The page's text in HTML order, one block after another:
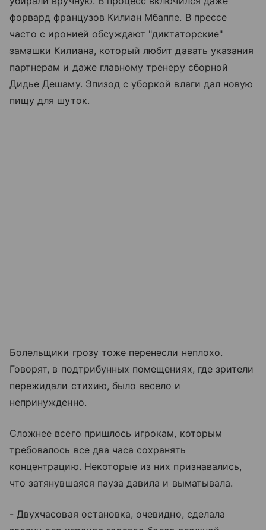
форвард французов Килиан Мбаппе. В прессе
часто с иронией обсуждают "диктаторские"
замашки Килиана, который любит давать указания
партнерам и даже главному тренеру сборной
Дидье Дешаму. Эпизод с уборкой влаги дал новую
пищу для шуток.
Болельщики грозу тоже перенесли неплохо.
Говорят, в подтрибунных помещениях, где зрители
пережидали стихию, было весело и
непринужденно.
Сложнее всего пришлось игрокам, которым
требовалось все два часа сохранять
концентрацию. Некоторые из них признавались,
что затянувшаяся пауза давила и выматывала.
- Двухчасовая остановка, очевидно, сделала